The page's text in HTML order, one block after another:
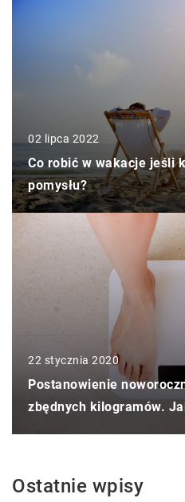
02 lipca 2022
Co robić w wakacje jeśli
pomysłu?
22 stycznia 2020
Postanowienie
zbędnych kilogramów.
Ostatnie wpisy